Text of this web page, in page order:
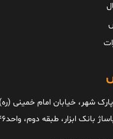
پارک شهر، خیابان امام خمینی
بانک ابزار، طبقه دوم، واحد46